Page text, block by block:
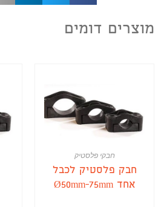
מוצרים דומים
חבקי פלסטיק
חבק פלסטיק לכבל
אחד Ø50mm-75mm